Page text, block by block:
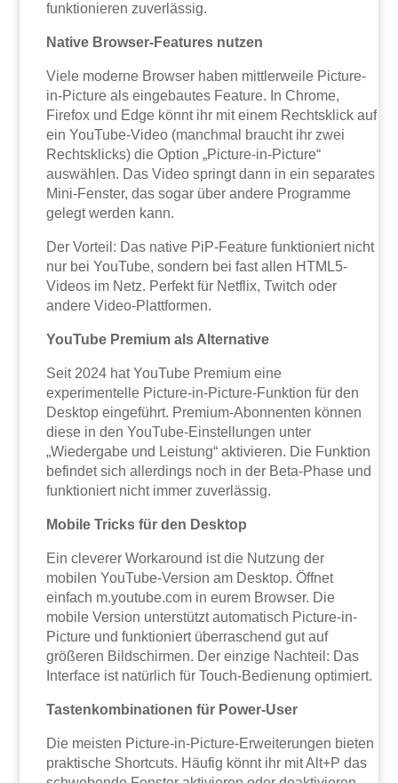
funktionieren zuverlässig.
Native Browser-Features nutzen
Viele moderne Browser haben mittlerweile Picture-
in-Picture als eingebautes Feature. In Chrome,
Firefox und Edge könnt ihr mit einem Rechtsklick auf
ein YouTube-Video (manchmal braucht ihr zwei
Rechtsklicks) die Option „Picture-in-Picture“
auswählen. Das Video springt dann in ein separates
Mini-Fenster, das sogar über andere Programme
gelegt werden kann.
Der Vorteil: Das native PiP-Feature funktioniert nicht
nur bei YouTube, sondern bei fast allen HTML5-
Videos im Netz. Perfekt für Netflix, Twitch oder
andere Video-Plattformen.
YouTube Premium als Alternative
Seit 2024 hat YouTube Premium eine
experimentelle Picture-in-Picture-Funktion für den
Desktop eingeführt. Premium-Abonnenten können
diese in den YouTube-Einstellungen unter
„Wiedergabe und Leistung“ aktivieren. Die Funktion
befindet sich allerdings noch in der Beta-Phase und
funktioniert nicht immer zuverlässig.
Mobile Tricks für den Desktop
Ein cleverer Workaround ist die Nutzung der
mobilen YouTube-Version am Desktop. Öffnet
einfach m.youtube.com in eurem Browser. Die
mobile Version unterstützt automatisch Picture-in-
Picture und funktioniert überraschend gut auf
größeren Bildschirmen. Der einzige Nachteil: Das
Interface ist natürlich für Touch-Bedienung optimiert.
Tastenkombinationen für Power-User
Die meisten Picture-in-Picture-Erweiterungen bieten
praktische Shortcuts. Häufig könnt ihr mit Alt+P das